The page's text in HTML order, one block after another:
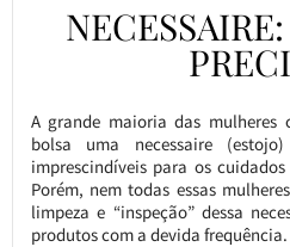
A grande maioria das mulheres
bolsa uma necessaire
imprescindíveis para os
Porém, nem todas essas
limpeza e “inspeção” dessa
produtos com a devida frequência.